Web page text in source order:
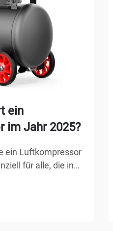
ein
im Jahr 2025?
ein Luftkompressor
für alle, die in